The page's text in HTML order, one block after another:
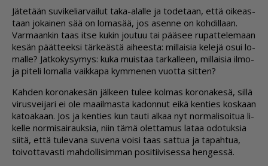
Jä­te­tään su­vi­ke­li­ar­vai­lut taka-alal­le ja to­de­taan, et­tä oi­ke­as­
taan jo­kai­nen sää on lo­ma­sää, jos asen­ne on koh­dil­laan.
Var­maan­kin taas it­se ku­kin jou­tuu tai pää­see ru­pat­te­le­maan
ke­sän päät­teek­si tär­ke­äs­tä ai­hees­ta: mil­lai­sia ke­le­jä osui lo­
mal­le? Jat­ko­ky­sy­mys: kuka muis­taa tar­kal­leen, mil­lai­sia il­mo­
ja pi­te­li lo­mal­la vaik­ka­pa kym­me­nen vuot­ta sit­ten?
Kah­den ko­ro­na­ke­sän jäl­keen tu­lee kol­mas ko­ro­na­ke­sä, sil­lä
vi­rus­vei­ja­ri ei ole maa­il­mas­ta ka­don­nut ei­kä ken­ties kos­kaan
ka­to­a­kaan. Jos ja ken­ties kun tau­ti al­kaa nyt nor­ma­li­soi­tua li­
kel­le nor­mi­sai­rauk­sia, niin tämä olet­ta­mus la­taa odo­tuk­sia
sii­tä, et­tä tu­le­va­na su­ve­na voi­si taas sat­tua ja ta­pah­tua,
toi­vot­ta­vas­ti mah­dol­li­sim­man po­si­tii­vi­ses­sa hen­ges­sä.